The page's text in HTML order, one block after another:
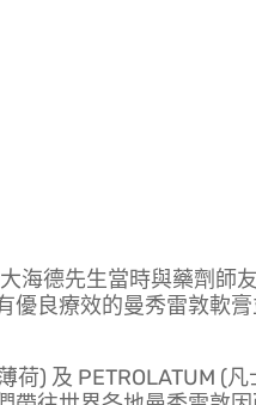
海德先生當時與藥劑師
優良療效的曼秀雷敦軟
荷) 及 PETROLATUM (